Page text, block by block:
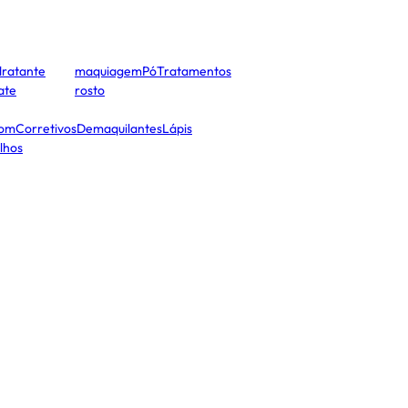
CorretivosDemaquilantesLápis
maquiagemPóTratamentos
rosto